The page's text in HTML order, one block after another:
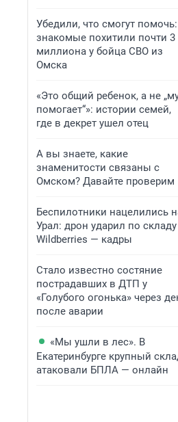
Убедили, что смогут помочь:
знакомые похитили почти 3
миллиона у бойца СВО из
Омска
«Это общий ребенок, а не
помогает“»: истории семей,
где в декрет ушел отец
А вы знаете, какие
знаменитости связаны с
Омском? Давайте проверим
Беспилотники нацелились
Урал: дрон ударил по складу
Wildberries — кадры
Стало известно состяние
пострадавших в ДТП у
«Голубого огонька» через
после аварии
«Мы ушли в лес». В
Екатеринбурге крупный
атаковали БПЛА — онлайн